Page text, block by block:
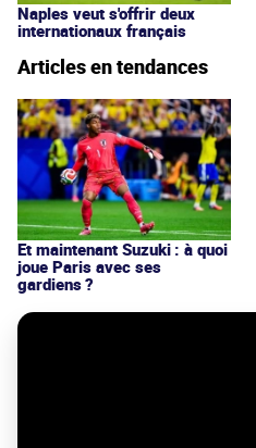
Naples veut s'offrir deux
internationaux français
Articles en tendances
Et maintenant Suzuki : à quoi
joue Paris avec ses
gardiens ?